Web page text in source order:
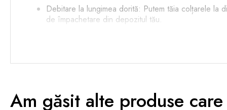
Debitare la lungimea dorită: Putem tăia colțarele la
de împachetare din depozitul tău.
Poziționarea pe verticală: Așezați colțarele pe cele
Poziționarea pe orizontală: Pentru mărfurile grele
banda să pătrundă în interiorul ambalajelor
Am găsit alte produse